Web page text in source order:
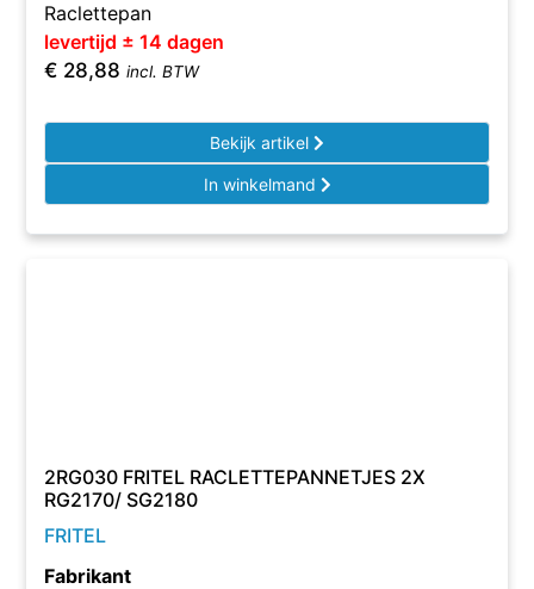
Raclettepan
levertijd ± 14 dagen
€ 28,88 incl. BTW
Bekijk artikel
In winkelmand
2RG030 FRITEL RACLETTEPANNETJES 2X
RG2170/ SG2180
FRITEL
Fabrikant